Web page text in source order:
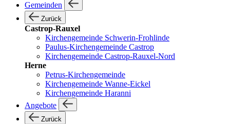
Gemeinden
Zurück
Castrop-Rauxel
Kirchengemeinde Schwerin-Frohlinde
Paulus-Kirchengemeinde Castrop
Kirchengemeinde Castrop-Rauxel-Nord
Herne
Petrus-Kirchengemeinde
Kirchengemeinde Wanne-Eickel
Kirchengemeinde Haranni
Angebote
Zurück